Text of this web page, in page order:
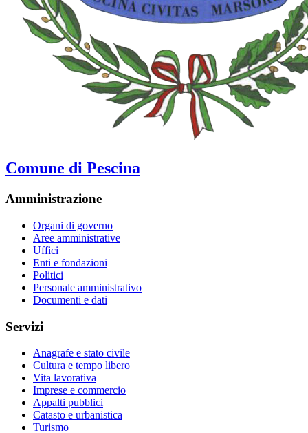
Comune di Pescina
Amministrazione
Organi di governo
Aree amministrative
Uffici
Enti e fondazioni
Politici
Personale amministrativo
Documenti e dati
Servizi
Anagrafe e stato civile
Cultura e tempo libero
Vita lavorativa
Imprese e commercio
Appalti pubblici
Catasto e urbanistica
Turismo